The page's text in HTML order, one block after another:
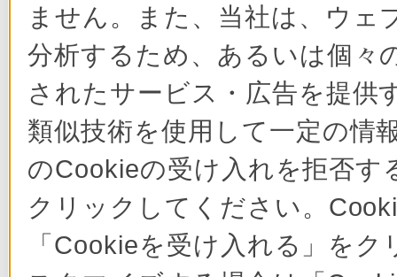
録画する
削除／編集する
コピー／ダビングする
PSP®や"ウォークマ
ち出す
器などから取り込む
接続する
設定を変更する
その他
「スカパー！
ー！HD）の
を見たい
対象製品
BDZ-SKP75
あらかじめ、次
視聴するチャン
ません。また、当社は、ウェ
分析するため、あるいは個々
されたサービス・広告を提供
類似技術を使用して一定の情
のCookieの受け入れを拒否す
クリックしてください。
「Cookieを受け入れる」を